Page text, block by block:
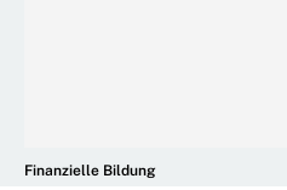
Finanzielle Bildung